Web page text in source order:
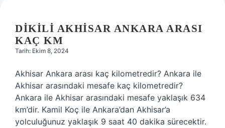
DIKILI AKHISAR ANKARA ARASI
KAÇ KM
Tarih: Ekim 8, 2024
Akhisar Ankara arası kaç kilometredir? Ankara ile
Akhisar arasındaki mesafe kaç kilometredir?
Ankara ile Akhisar arasındaki mesafe yaklaşık 634
km’dir. Kamil Koç ile Ankara’dan Akhisar’a
yolculuğunuz yaklaşık 9 saat 40 dakika sürecektir.